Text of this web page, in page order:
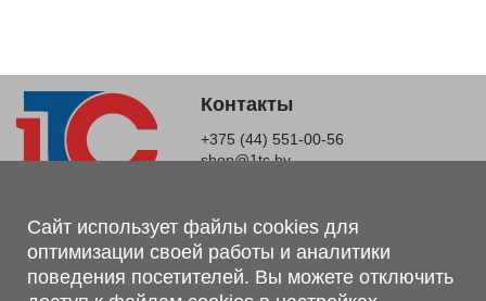
Контакты
+375 (44) 551-00-56
shop@1tc.by
Магазин, склад
г. Минск, Минский р-н, п. Привольный, ул. Мира, 20А,
223062
Сайт использует файлы cookies для
оптимизации своей работы и аналитики
поведения посетителей. Вы можете отключить